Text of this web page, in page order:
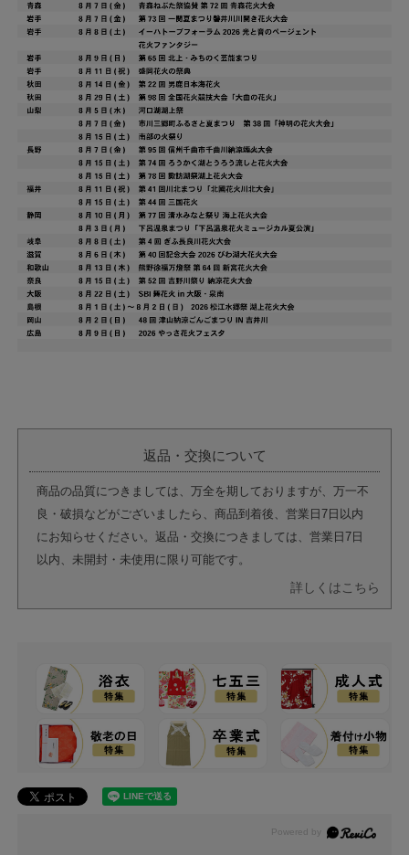
返品・交換について
商品の品質につきましては、万全を期しておりますが、万一不
良・破損などがございましたら、商品到着後、営業日7日以内
にお知らせください。返品・交換につきましては、営業日7日
以内、未開封・未使用に限り可能です。
詳しくはこちら